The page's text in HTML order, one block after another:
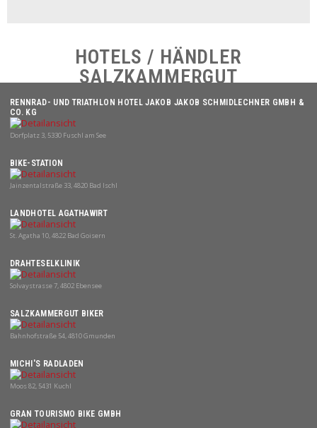
HOTELS / HÄNDLER
SALZKAMMERGUT
RENNRAD- UND TRIATHLON HOTEL JAKOB JAKOB SCHMIDLECHNER GMBH &
CO. KG
Dorfplatz 3, 5330 Fuschl am See
BIKE-STATION
Jainzentalstraße 33, 4820 Bad Ischl
LANDHOTEL AGATHAWIRT
St. Agatha 10, 4822 Bad Goisern
DRAHTESELKLINIK
Solvaystrasse 7, 4802 Ebensee
SALZKAMMERGUT BIKER
Bahnhofstraße 54, 4810 Gmunden
MICHI'S RADLADEN
Moos 82, 5431 Kuchl
GRAN TOURISMO BIKE GMBH